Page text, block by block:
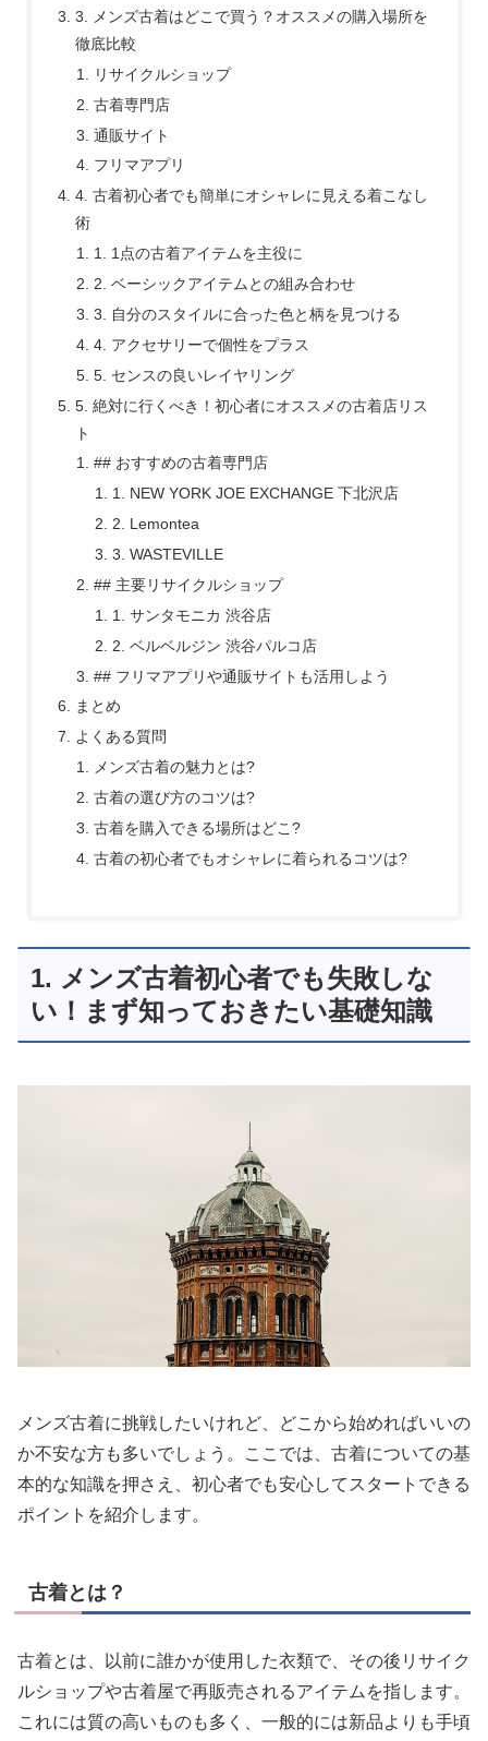
3. メンズ古着はどこで買う？オススメの購入場所を
徹底比較
リサイクルショップ
古着専門店
通販サイト
フリマアプリ
4. 古着初心者でも簡単にオシャレに見える着こなし
術
1. 1点の古着アイテムを主役に
2. ベーシックアイテムとの組み合わせ
3. 自分のスタイルに合った色と柄を見つける
4. アクセサリーで個性をプラス
5. センスの良いレイヤリング
5. 絶対に行くべき！初心者にオススメの古着店リス
ト
## おすすめの古着専門店
1. NEW YORK JOE EXCHANGE 下北沢店
2. Lemontea
3. WASTEVILLE
## 主要リサイクルショップ
1. サンタモニカ 渋谷店
2. ベルベルジン 渋谷パルコ店
## フリマアプリや通販サイトも活用しよう
まとめ
よくある質問
メンズ古着の魅力とは?
古着の選び方のコツは?
古着を購入できる場所はどこ?
古着の初心者でもオシャレに着られるコツは?
1. メンズ古着初心者でも失敗しな
い！まず知っておきたい基礎知識
メンズ古着に挑戦したいけれど、どこから始めればいいの
か不安な方も多いでしょう。ここでは、古着についての基
本的な知識を押さえ、初心者でも安心してスタートできる
ポイントを紹介します。
古着とは？
古着とは、以前に誰かが使用した衣類で、その後リサイク
ルショップや古着屋で再販売されるアイテムを指します。
これには質の高いものも多く、一般的には新品よりも手頃